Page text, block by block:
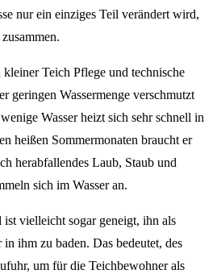
nur ein einziges Teil verändert wird,
Teich Pflege und technische
geringen Wassermenge verschmutzt
Wasser heizt sich sehr schnell in
heißen Sommermonaten braucht er
herabfallendes Laub, Staub und
sich im Wasser an.
ist vielleicht sogar geneigt, ihn als
ihm zu baden. Das bedeutet, des
um für die Teichbewohner als